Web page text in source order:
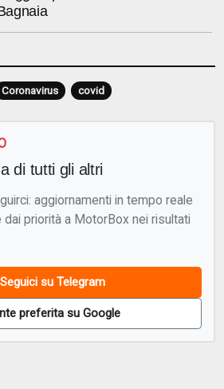
Coronavirus covid
di tutti gli altri
aggiornamenti in tempo reale
dai priorità a MotorBox nei risultati
Seguici su Telegram
preferita su Google